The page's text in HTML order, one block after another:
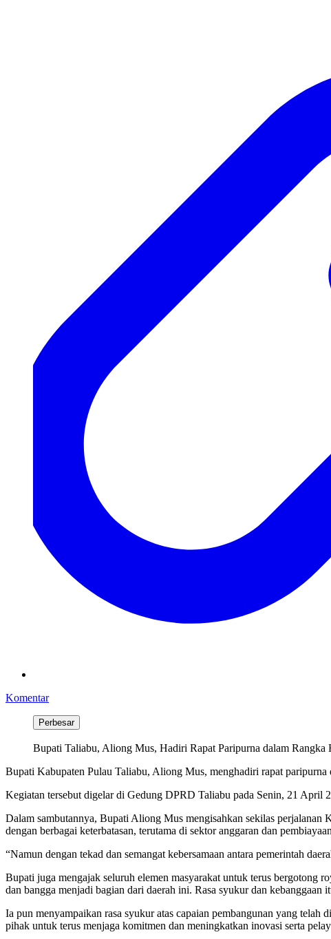
Komentar
Perbesar
Bupati Taliabu, Aliong Mus, Hadiri Rapat Paripurna dalam
Bupati Kabupaten Pulau Taliabu, Aliong Mus, menghadiri rapat
Kegiatan tersebut digelar di Gedung DPRD Taliabu pada Senin, 21 April
Dalam sambutannya, Bupati Aliong Mus mengisahkan sekilas perjalanan
dengan berbagai keterbatasan, terutama di sektor anggaran dan
“Namun dengan tekad dan semangat kebersamaan antara pemerintah
Bupati juga mengajak seluruh elemen masyarakat untuk terus bergotong
dan bangga menjadi bagian dari daerah ini. Rasa syukur dan
Ia pun menyampaikan rasa syukur atas capaian pembangunan yang telah
pihak untuk terus menjaga komitmen dan meningkatkan inovasi serta